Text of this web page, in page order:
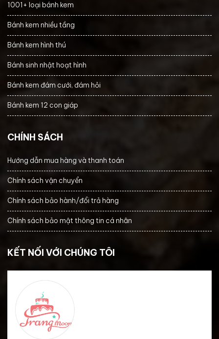
1001+ loại bánh kem
Bánh kem nhiều tầng
Bánh kem hình thú
Bánh sinh nhật hoạt hình
Bánh kem đám cưới, đám hỏi
Bánh kem 12 con giáp
CHÍNH SÁCH
Hướng dẫn mua hàng và thanh toán
Chính sách vận chuyển
Chính sách bảo hành/đổi trả hàng
Chính sách bảo mật thông tin cá nhân
KẾT NỐI VỚI CHÚNG TÔI